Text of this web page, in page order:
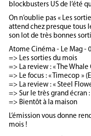
blockbusters US de l’été
On n’oublie pas « Les
attend chez presque tous
son lot de très bonnes
Atome Cinéma - Le Mag -
=> Les sorties du mois
=> La review : « The
=> Le focus : « Timecop »
=> La review : « Steel
=> Sur le très grand écran
=> Bientôt à la maison
L’émission vous donne
mois !